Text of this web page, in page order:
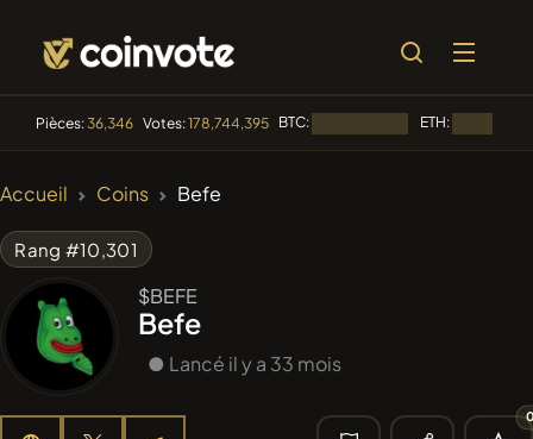
Pièces:36,346 Votes:178,744,395 BTC: ETH:
Accueil Coins Befe
Rang #10,301
$BEFE
Befe
● Lancé il y a 33 mois